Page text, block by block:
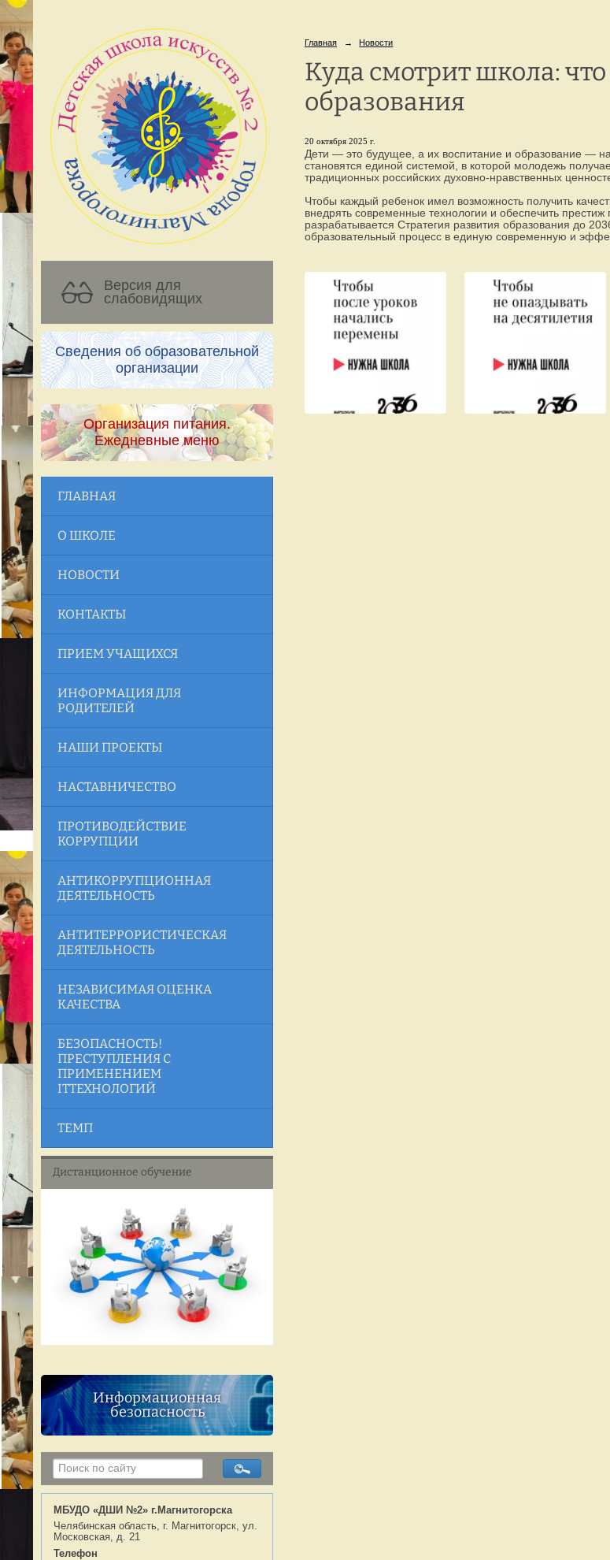
Версия для
слабовидящих
Сведения об образовательной
организации
Организация питания.
Ежедневные меню
ГЛАВНАЯ
О ШКОЛЕ
НОВОСТИ
КОНТАКТЫ
ПРИЕМ УЧАЩИХСЯ
ИНФОРМАЦИЯ ДЛЯ
РОДИТЕЛЕЙ
НАШИ ПРОЕКТЫ
НАСТАВНИЧЕСТВО
ПРОТИВОДЕЙСТВИЕ
КОРРУПЦИИ
АНТИКОРРУПЦИОННАЯ
ДЕЯТЕЛЬНОСТЬ
АНТИТЕРРОРИСТИЧЕСКАЯ
ДЕЯТЕЛЬНОСТЬ
НЕЗАВИСИМАЯ ОЦЕНКА
КАЧЕСТВА
БЕЗОПАСНОСТЬ!
ПРЕСТУПЛЕНИЯ С
ПРИМЕНЕНИЕМ
ITТЕХНОЛОГИЙ
ТЕМП
Дистанционное обучение
Информационная
безопасность
МБУДО «ДШИ №2» г.Магнитогорска
Челябинская область, г. Магнитогорск, ул.
Московская, д. 21
Телефон
Главная → Новости
Куда смотрит школа:
образования
20 октября 2025 г.
Дети — это будущее, а их воспитание и образование —
становятся единой системой, в которой молодежь
традиционных российских духовно-нравственных
Чтобы каждый ребенок имел возможность получить
внедрять современные технологии и обеспечить
разрабатывается Стратегия развития образования до
образовательный процесс в единую современную и